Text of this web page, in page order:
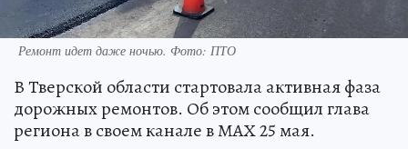
Ремонт идет даже ночью. Фото: ПТО
В Тверской области стартовала активная фаза
дорожных ремонтов. Об этом сообщил глава
региона в своем канале в МАХ 25 мая.